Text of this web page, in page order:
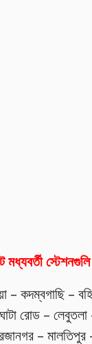
মধ্যবর্তী
– কদম্বগাছি –
রোড –
– মালতিপুর